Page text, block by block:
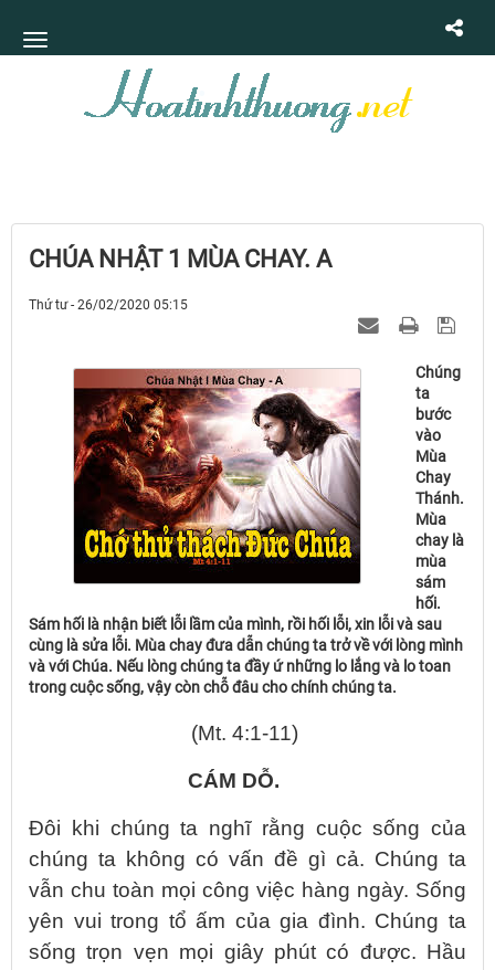
CHÚA NHẬT 1 MÙA CHAY. A
Thứ tư - 26/02/2020 05:15
Chúng
ta
bước
vào
Mùa
Chay
Thánh.
Mùa
chay là
mùa
sám
hối.
Sám hối là nhận biết lỗi lầm của mình, rồi hối lỗi, xin lỗi và sau
cùng là sửa lỗi. Mùa chay đưa dẫn chúng ta trở về với lòng mình
và với Chúa. Nếu lòng chúng ta đầy ứ những lo lắng và lo toan
trong cuộc sống, vậy còn chỗ đâu cho chính chúng ta.
(Mt. 4:1-11)
CÁM DỖ.
Đôi khi chúng ta nghĩ rằng cuộc sống của
chúng ta không có vấn đề gì cả. Chúng ta
vẫn chu toàn mọi công việc hàng ngày. Sống
yên vui trong tổ ấm của gia đình. Chúng ta
sống trọn vẹn mọi giây phút có được. Hầu